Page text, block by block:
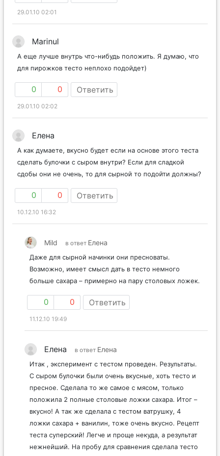
29.01.10 02:01
Marinul
А еще лучше внутрь что-нибудь положить. Я думаю, что
для пирожков тесто неплохо подойдет)
0 0 Ответить
29.01.10 02:02
Елена
А как думаете, вкусно будет если на основе этого теста
сделать булочки с сыром внутри? Если для сладкой
сдобы они не очень, то для сырной то подойти должны?
0 0 Ответить
10.12.10 16:32
Mild в ответ Елена
Даже для сырной начинки они пресноваты.
Возможно, имеет смысл дать в тесто немного
больше сахара – примерно на пару столовых ложек.
0 0 Ответить
11.12.10 19:49
Елена в ответ Елена
Итак , эксперимент с тестом проведен. Результаты.
С сыром булочки были очень вкусные, хоть тесто и
пресное. Сделала то же самое с мясом, только
положила 2 полные столовые ложки сахара. Итог –
вкусно! А так же сделала с тестом ватрушку, 4
ложки сахара + ванилин, тоже очень вкусно. Рецепт
теста суперский! Легче и проще некуда, а результат
нежнейший. На пробу для сравнения сделала тесто